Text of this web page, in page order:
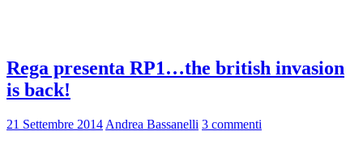
Rega presenta RP1…the british invasion
is back!
21 Settembre 2014 Andrea Bassanelli 3 commenti